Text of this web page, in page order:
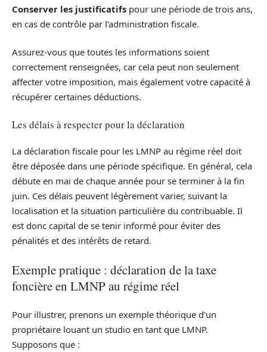
Conserver les justificatifs pour une période de trois ans,
en cas de contrôle par l’administration fiscale.
Assurez-vous que toutes les informations soient
correctement renseignées, car cela peut non seulement
affecter votre imposition, mais également votre capacité à
récupérer certaines déductions.
Les délais à respecter pour la déclaration
La déclaration fiscale pour les LMNP au régime réel doit
être déposée dans une période spécifique. En général, cela
débute en mai de chaque année pour se terminer à la fin
juin. Ces délais peuvent légèrement varier, suivant la
localisation et la situation particulière du contribuable. Il
est donc capital de se tenir informé pour éviter des
pénalités et des intérêts de retard.
Exemple pratique : déclaration de la taxe
foncière en LMNP au régime réel
Pour illustrer, prenons un exemple théorique d’un
propriétaire louant un studio en tant que LMNP.
Supposons que :